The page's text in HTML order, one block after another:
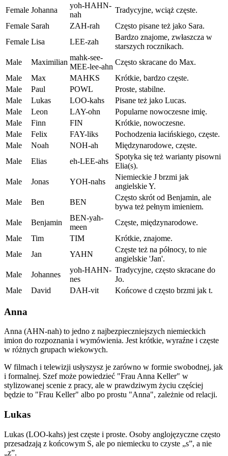
Female Johanna
yoh-HAHN-
nah
Tradycyjne, wciąż częste.
Female Sarah ZAH-rah
Często pisane też jako Sara.
Female Lisa LEE-zah
Bardzo znajome, zwłaszcza w
starszych rocznikach.
Male
Maximilian
mahk-see-
MEE-lee-ahn
Często skracane do Max.
Male
Max MAHKS
Krótkie, bardzo częste.
Male
Paul POWL
Proste, stabilne.
Male
Lukas LOO-kahs
Pisane też jako Lucas.
Male
Leon LAY-ohn
Popularne nowoczesne imię.
Male
Finn FIN
Krótkie, nowoczesne.
Male
Felix FAY-liks
Pochodzenia łacińskiego, częste.
Male
Noah NOH-ah
Międzynarodowe, częste.
Male
Elias eh-LEE-ahs
Spotyka się też warianty pisowni
Elia(s).
Male
Jonas YOH-nahs
Niemieckie J brzmi jak
angielskie Y.
Male
Ben BEN
Często skrót od Benjamin, ale
bywa też pełnym imieniem.
Male
Benjamin
BEN-yah-
meen
Częste, międzynarodowe.
Male
Tim TIM
Krótkie, znajome.
Male
Jan YAHN
Częste też na północy, to nie
angielskie 'Jan'.
Male
Johannes
yoh-HAHN-
nes
Tradycyjne, często skracane do
Jo.
Male
David DAH-vit Końcowe d często brzmi jak t.
Anna
Anna (AHN-nah) to jedno z najbezpieczniejszych niemieckich
imion do rozpoznania i wymówienia. Jest krótkie, wyraźne i częste
w różnych grupach wiekowych.
W filmach i telewizji usłyszysz je zarówno w formie swobodnej, jak
i formalnej. Szef może powiedzieć "Frau Anna Keller" w
stylizowanej scenie z pracy, ale w prawdziwym życiu częściej
będzie to "Frau Keller" albo po prostu "Anna", zależnie od relacji.
Lukas
Lukas (LOO-kahs) jest częste i proste. Osoby anglojęzyczne często
przesadzają z końcowym S, ale po niemiecku to czyste „s”, a nie
„z”.